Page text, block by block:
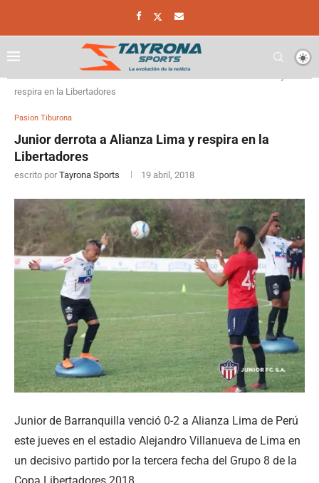
respira en la Libertadores
Pasion Tiburona
Junior derrota a Alianza Lima y respira en la
Libertadores
escrito por Tayrona Sports 19 abril, 2018
Junior de Barranquilla venció 0-2 a Alianza Lima de Perú
este jueves en el estadio Alejandro Villanueva de Lima en
un decisivo partido por la tercera fecha del Grupo 8 de la